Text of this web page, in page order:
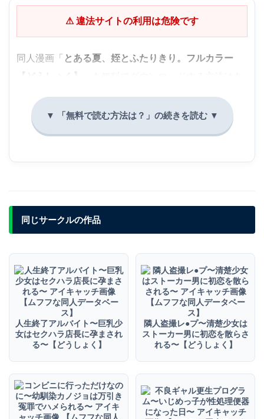
⚠ 違法サイトの利用は危険です
同人漫画「 とある夏、姪とふたりきり。フルカラー
りません。
フィッシング詐欺サイトへの誘導
＼この作品の続きはここから／
FANZAで続きを購入する
※クーポン配布は予告なく終了する場合があります
同じサークルの作品
人生終了アルバイト〜巨乳少
女はセクハラ店長に孕まされ
る〜【どうしょく】
隣人盗撮レ●プ〜清楚少女は
ストーカー男に初恋を散らさ
れる〜【どうしょく】